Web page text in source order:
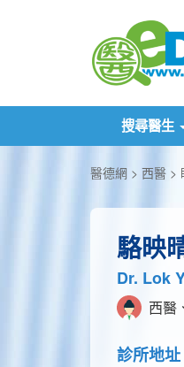
搜尋醫生
醫德網 西醫
駱映
Dr. Lok
西醫
診所地址